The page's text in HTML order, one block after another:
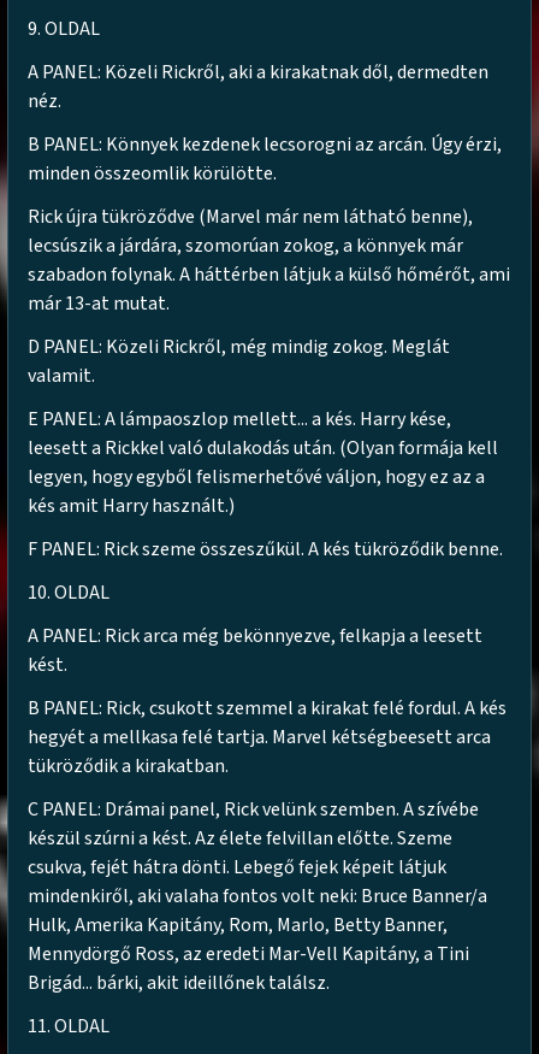
9. OLDAL
A PANEL: Közeli Rickről, aki a kirakatnak dől, dermedten
néz.
B PANEL: Könnyek kezdenek lecsorogni az arcán. Úgy érzi,
minden összeomlik körülötte.
Rick újra tükröződve (Marvel már nem látható benne),
lecsúszik a járdára, szomorúan zokog, a könnyek már
szabadon folynak. A háttérben látjuk a külső hőmérőt, ami
már 13-at mutat.
D PANEL: Közeli Rickről, még mindig zokog. Meglát
valamit.
E PANEL: A lámpaoszlop mellett... a kés. Harry kése,
leesett a Rickkel való dulakodás után. (Olyan formája kell
legyen, hogy egyből felismerhetővé váljon, hogy ez az a
kés amit Harry használt.)
F PANEL: Rick szeme összeszűkül. A kés tükröződik benne.
10. OLDAL
A PANEL: Rick arca még bekönnyezve, felkapja a leesett
kést.
B PANEL: Rick, csukott szemmel a kirakat felé fordul. A kés
hegyét a mellkasa felé tartja. Marvel kétségbeesett arca
tükröződik a kirakatban.
C PANEL: Drámai panel, Rick velünk szemben. A szívébe
készül szúrni a kést. Az élete felvillan előtte. Szeme
csukva, fejét hátra dönti. Lebegő fejek képeit látjuk
mindenkiről, aki valaha fontos volt neki: Bruce Banner/a
Hulk, Amerika Kapitány, Rom, Marlo, Betty Banner,
Mennydörgő Ross, az eredeti Mar-Vell Kapitány, a Tini
Brigád... bárki, akit ideillőnek találsz.
11. OLDAL